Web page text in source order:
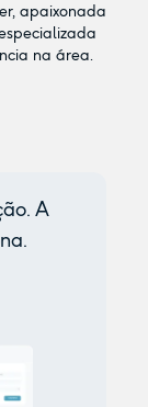
apaixonada
na área.
A